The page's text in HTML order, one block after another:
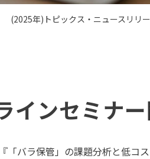
(2025年)トピックス・ニュースリリ
インセミナ
バラ保管」の課題分析と低コ